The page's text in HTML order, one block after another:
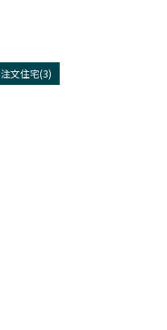
注文住宅(3)